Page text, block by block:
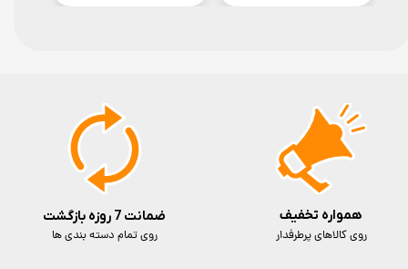
ضمانت 7 روزه بازگشت
روی تمام دسته بندی ها
همواره تخفیف
روی کالاهای پرطرفدار